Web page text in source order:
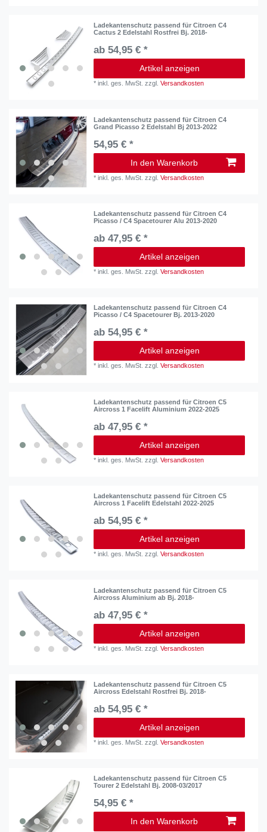
Ladekantenschutz passend für Citroen C4
Cactus 2 Edelstahl Rostfrei Bj. 2018-
ab 54,95 € *
Artikel anzeigen
*inkl. ges. MwSt. zzgl.Versandkosten
Ladekantenschutz passend für Citroen C4
Grand Picasso 2 Edelstahl Bj 2013-2022
54,95 € *
In den Warenkorb
*inkl. ges. MwSt. zzgl.Versandkosten
Ladekantenschutz passend für Citroen C4
Picasso / C4 Spacetourer Alu 2013-2020
ab 47,95 € *
Artikel anzeigen
*inkl. ges. MwSt. zzgl.Versandkosten
Ladekantenschutz passend für Citroen C4
Picasso / C4 Spacetourer Bj. 2013-2020
ab 54,95 € *
Artikel anzeigen
*inkl. ges. MwSt. zzgl.Versandkosten
Ladekantenschutz passend für Citroen C5
Aircross 1 Facelift Aluminium 2022-2025
ab 47,95 € *
Artikel anzeigen
*inkl. ges. MwSt. zzgl.Versandkosten
Ladekantenschutz passend für Citroen C5
Aircross 1 Facelift Edelstahl 2022-2025
ab 54,95 € *
Artikel anzeigen
*inkl. ges. MwSt. zzgl.Versandkosten
Ladekantenschutz passend für Citroen C5
Aircross Aluminium ab Bj. 2018-
ab 47,95 € *
Artikel anzeigen
*inkl. ges. MwSt. zzgl.Versandkosten
Ladekantenschutz passend für Citroen C5
Aircross Edelstahl Rostfrei Bj. 2018-
ab 54,95 € *
Artikel anzeigen
*inkl. ges. MwSt. zzgl.Versandkosten
Ladekantenschutz passend für Citroen C5
Tourer 2 Edelstahl Bj. 2008-03/2017
54,95 € *
In den Warenkorb